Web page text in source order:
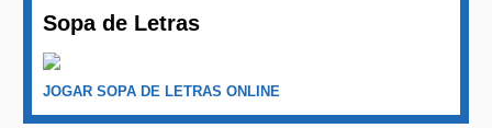
Sopa de Letras
JOGAR SOPA DE LETRAS ONLINE